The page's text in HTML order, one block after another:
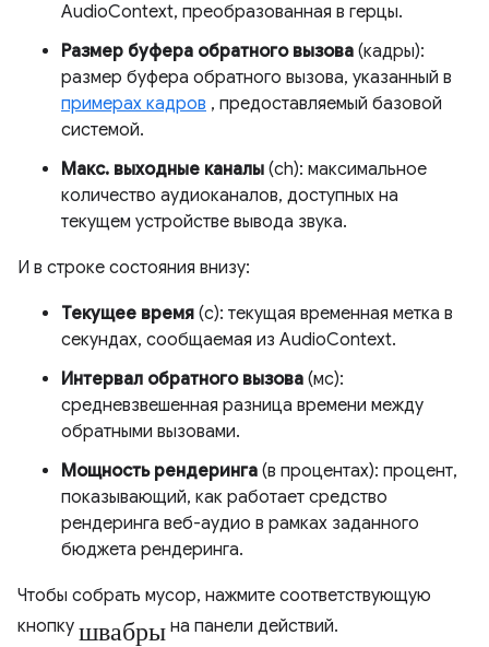
AudioContext, преобразованная в герцы.
Размер буфера обратного вызова (кадры):
размер буфера обратного вызова, указанный в
примерах кадров , предоставляемый базовой
системой.
Макс. выходные каналы (ch): максимальное
количество аудиоканалов, доступных на
текущем устройстве вывода звука.
И в строке состояния внизу:
Текущее время (с): текущая временная метка в
секундах, сообщаемая из AudioContext.
Интервал обратного вызова (мс):
средневзвешенная разница времени между
обратными вызовами.
Мощность рендеринга (в процентах): процент,
показывающий, как работает средство
рендеринга веб-аудио в рамках заданного
бюджета рендеринга.
Чтобы собрать мусор, нажмите соответствующую
кнопку швабры на панели действий.